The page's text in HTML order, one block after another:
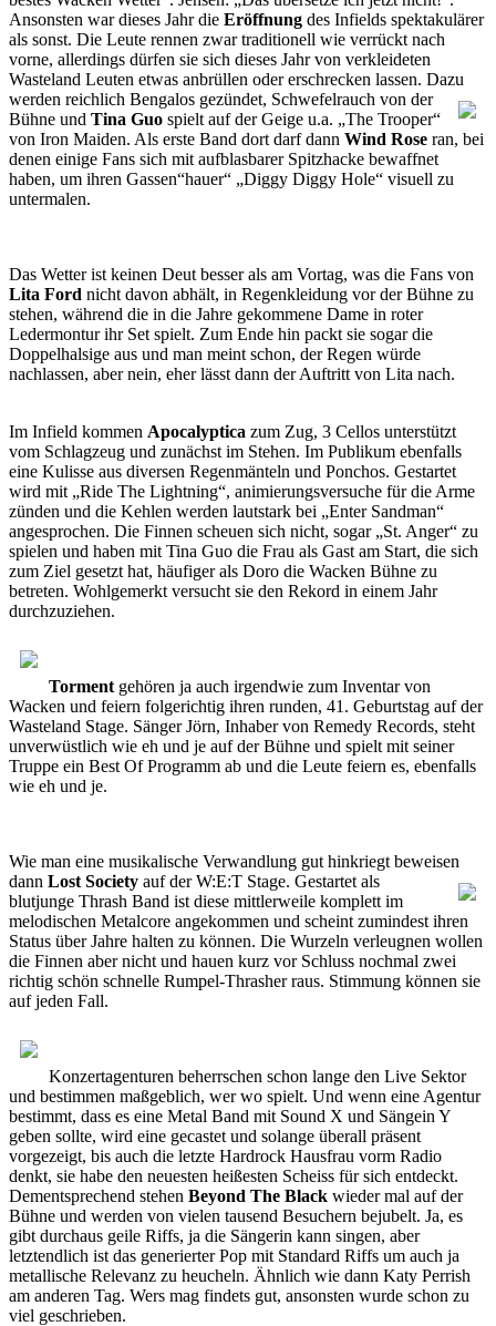
Ansonsten war dieses Jahr die Eröffnung des Infields spektakulärer
als sonst. Die Leute rennen zwar traditionell wie verrückt nach
vorne, allerdings dürfen sie sich dieses Jahr von verkleideten
Wasteland Leuten etwas anbrüllen oder erschrecken lassen. Dazu
werden reichlich Bengalos gezündet, Schwefelrauch von der
Bühne und Tina Guo spielt auf der Geige u.a. „The Trooper“
von Iron Maiden. Als erste Band dort darf dann Wind Rose ran, bei
denen einige Fans sich mit aufblasbarer Spitzhacke bewaffnet
haben, um ihren Gassen“hauer“ „Diggy Diggy Hole“ visuell zu
untermalen.
Das Wetter ist keinen Deut besser als am Vortag, was die Fans von
Lita Ford nicht davon abhält, in Regenkleidung vor der Bühne zu
stehen, während die in die Jahre gekommene Dame in roter
Ledermontur ihr Set spielt. Zum Ende hin packt sie sogar die
Doppelhalsige aus und man meint schon, der Regen würde
nachlassen, aber nein, eher lässt dann der Auftritt von Lita nach.
Im Infield kommen Apocalyptica zum Zug, 3 Cellos unterstützt
vom Schlagzeug und zunächst im Stehen. Im Publikum ebenfalls
eine Kulisse aus diversen Regenmänteln und Ponchos. Gestartet
wird mit „Ride The Lightning“, animierungsversuche für die Arme
zünden und die Kehlen werden lautstark bei „Enter Sandman“
angesprochen. Die Finnen scheuen sich nicht, sogar „St. Anger“ zu
spielen und haben mit Tina Guo die Frau als Gast am Start, die sich
zum Ziel gesetzt hat, häufiger als Doro die Wacken Bühne zu
betreten. Wohlgemerkt versucht sie den Rekord in einem Jahr
durchzuziehen.
Torment gehören ja auch irgendwie zum Inventar von
Wacken und feiern folgerichtig ihren runden, 41. Geburtstag auf der
Wasteland Stage. Sänger Jörn, Inhaber von Remedy Records, steht
unverwüstlich wie eh und je auf der Bühne und spielt mit seiner
Truppe ein Best Of Programm ab und die Leute feiern es, ebenfalls
wie eh und je.
Wie man eine musikalische Verwandlung gut hinkriegt beweisen
dann Lost Society auf der W:E:T Stage. Gestartet als
blutjunge Thrash Band ist diese mittlerweile komplett im
melodischen Metalcore angekommen und scheint zumindest ihren
Status über Jahre halten zu können. Die Wurzeln verleugnen wollen
die Finnen aber nicht und hauen kurz vor Schluss nochmal zwei
richtig schön schnelle Rumpel-Thrasher raus. Stimmung können sie
auf jeden Fall.
Konzertagenturen beherrschen schon lange den Live Sektor
und bestimmen maßgeblich, wer wo spielt. Und wenn eine Agentur
bestimmt, dass es eine Metal Band mit Sound X und Sängein Y
geben sollte, wird eine gecastet und solange überall präsent
vorgezeigt, bis auch die letzte Hardrock Hausfrau vorm Radio
denkt, sie habe den neuesten heißesten Scheiss für sich entdeckt.
Dementsprechend stehen Beyond The Black wieder mal auf der
Bühne und werden von vielen tausend Besuchern bejubelt. Ja, es
gibt durchaus geile Riffs, ja die Sängerin kann singen, aber
letztendlich ist das generierter Pop mit Standard Riffs um auch ja
metallische Relevanz zu heucheln. Ähnlich wie dann Katy Perrish
am anderen Tag. Wers mag findets gut, ansonsten wurde schon zu
viel geschrieben.